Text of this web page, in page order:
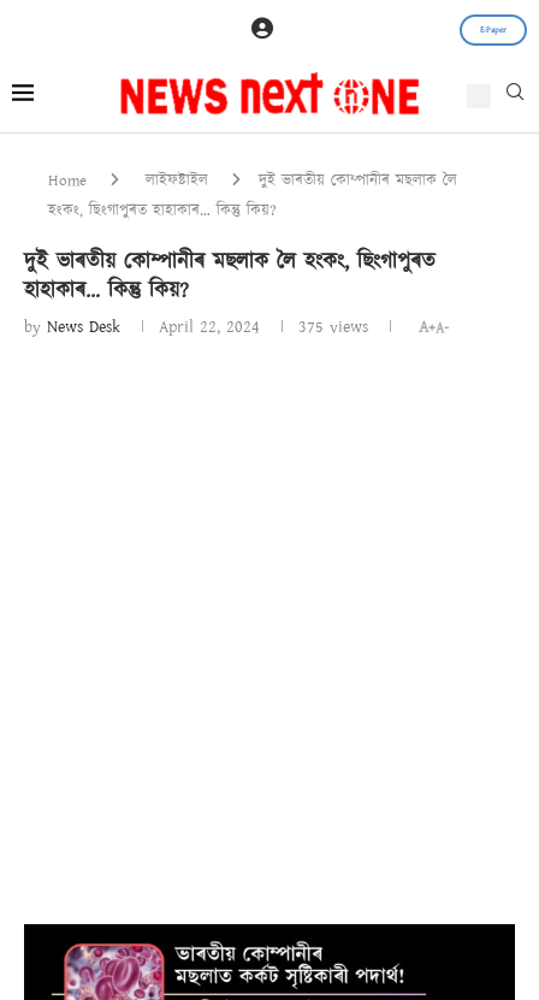
E-Paper
Home লাইফষ্টাইল
দুই ভাৰতীয় কোম্পানীৰ মছলাক লৈ
হংকং, ছিংগাপুৰত হাহাকাৰ… কিন্তু কিয়?
দুই ভাৰতীয় কোম্পানীৰ মছলাক লৈ হংকং, ছিংগাপুৰত
হাহাকাৰ… কিন্তু কিয়?
by News Desk April 22, 2024 375 views A+A-